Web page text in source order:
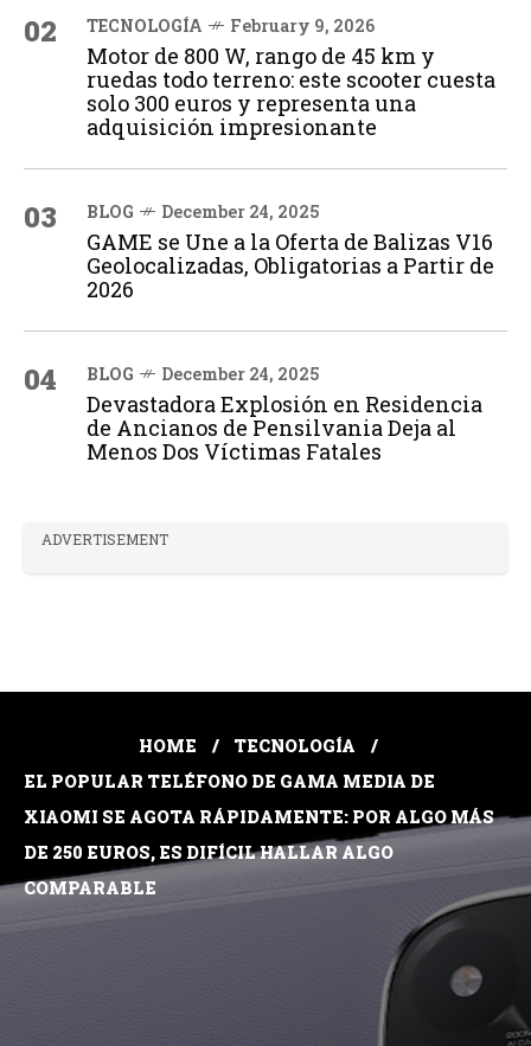
02 TECNOLOGÍA February 9, 2026
Motor de 800 W, rango de 45 km y
ruedas todo terreno: este scooter cuesta
solo 300 euros y representa una
adquisición impresionante
03 BLOG December 24, 2025
GAME se Une a la Oferta de Balizas V16
Geolocalizadas, Obligatorias a Partir de
2026
04 BLOG December 24, 2025
Devastadora Explosión en Residencia
de Ancianos de Pensilvania Deja al
Menos Dos Víctimas Fatales
ADVERTISEMENT
HOME
TECNOLOGÍA
EL POPULAR TELÉFONO DE GAMA MEDIA DE
XIAOMI SE AGOTA RÁPIDAMENTE: POR ALGO MÁS
DE 250 EUROS, ES DIFÍCIL HALLAR ALGO
COMPARABLE